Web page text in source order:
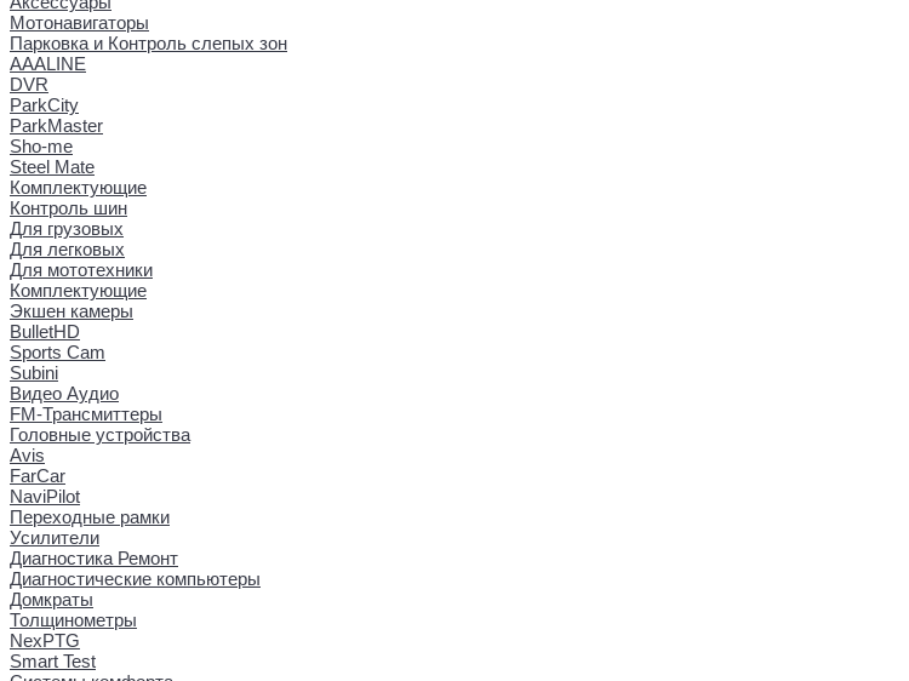
Мотонавигаторы
Парковка и Контроль слепых зон
AAALINE
DVR
ParkCity
ParkMaster
Sho-me
Steel Mate
Комплектующие
Контроль шин
Для грузовых
Для легковых
Для мототехники
Комплектующие
Экшен камеры
BulletHD
Sports Cam
Subini
Видео Аудио
FM-Трансмиттеры
Головные устройства
Avis
FarCar
NaviPilot
Переходные рамки
Усилители
Диагностика Ремонт
Диагностические компьютеры
Домкраты
Толщинометры
NexPTG
Smart Test